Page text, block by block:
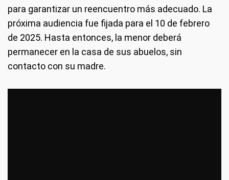
para garantizar un reencuentro más adecuado. La
próxima audiencia fue fijada para el 10 de febrero
de 2025. Hasta entonces, la menor deberá
permanecer en la casa de sus abuelos, sin
contacto con su madre.